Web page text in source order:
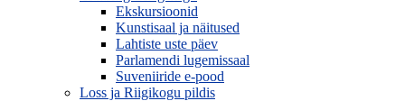
Ekskursioonid
Kunstisaal ja näitused
Lahtiste uste päev
Parlamendi lugemissaal
Suveniiride e-pood
Loss ja Riigikogu pildis